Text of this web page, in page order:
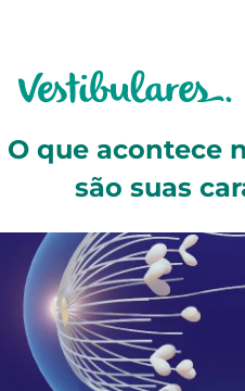
O que acontece
são suas